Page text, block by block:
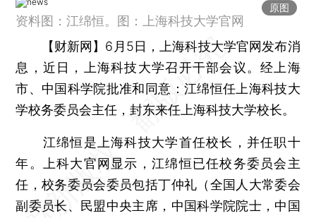
原图
资料图：江绵恒。图：上海科技大学官网
【财新网】 6月5日，上海科技大学官网发布消
息，近日，上海科技大学召开干部会议。经上海
市、中国科学院批准和同意：江绵恒任上海科技大
学校务委员会主任，封东来任上海科技大学校长。
江绵恒是上海科技大学首任校长，并任职十
年。上科大官网显示，江绵恒已任校务委员会主
任，校务委员会委员包括丁仲礼（全国人大常委会
副委员长、民盟中央主席，中国科学院院士，中国